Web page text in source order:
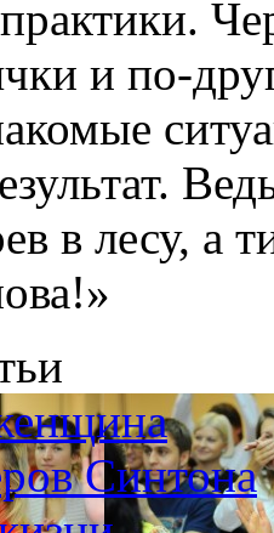
и по-
в лесу, а
Синтона